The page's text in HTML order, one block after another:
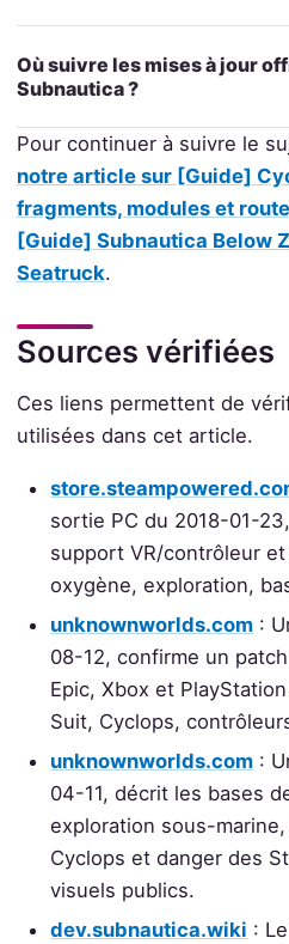
Où suivre les mises à jour
Subnautica ?
Pour continuer à suivre le
notre article sur [Guide]
fragments, modules et route
[Guide] Subnautica Below
Seatruck.
Sources vérifiées
Ces liens permettent de
utilisées dans cet article.
sortie PC du 2018-01-
support VR/contrôleur
oxygène, exploration,
unknownworlds.com :
08-12, confirme un
Epic, Xbox et
Suit, Cyclops,
unknownworlds.com :
04-11, décrit les bases
exploration sous-
Cyclops et danger des
visuels publics.
dev.subnautica.wiki :